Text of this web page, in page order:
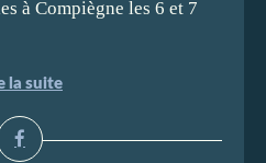
à Compiègne les 6 et 7
la suite